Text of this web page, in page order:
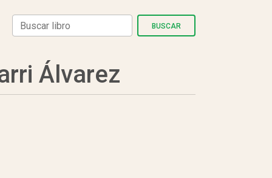
BUSCAR
Álvarez